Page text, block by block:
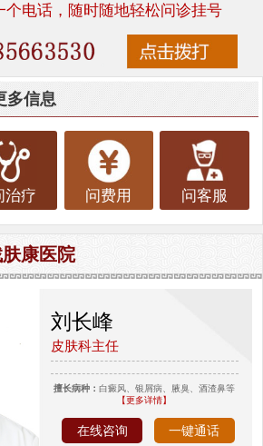
个电话，随时随地轻松问诊挂号
多信息
治疗 问费用 问客服
康医院
刘长峰
皮肤科主任
擅长病种：白癜风、银屑病、腋臭、酒渣鼻等
【更多详情】
在线咨询 一键通话